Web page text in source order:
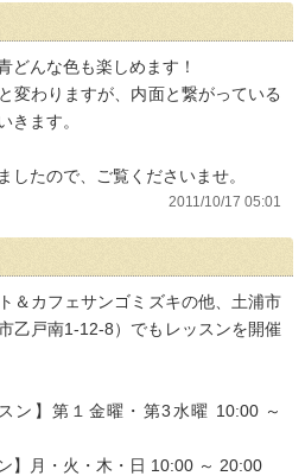
どんな色も楽しめます！
変わりますが、内面と繋がっている
きます。
したので、ご覧くださいませ。
2011/10/17 05:01
＆カフェサンゴミズキの他、土浦市
乙戸南1-12-8）でもレッスンを開催
ン】第１金曜・第3水曜 10:00 ～
】月・火・木・日 10:00 ～ 20:00